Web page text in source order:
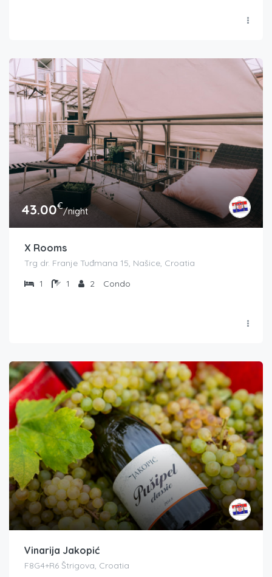
43.00€/night
X Rooms
Trg dr. Franje Tuđmana 15, Našice, Croatia
1
1 2 Condo
Vinarija Jakopić
F8G4+R6 Štrigova, Croatia